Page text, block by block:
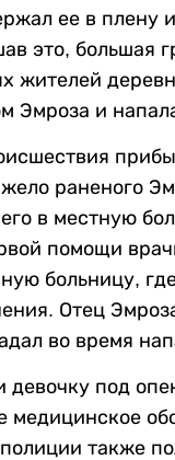
ее в плену
это, большая
жителей
Эмроза и
раненого
в местную
помощи
больницу,
Отец
во время
девочку под
медицинское
также